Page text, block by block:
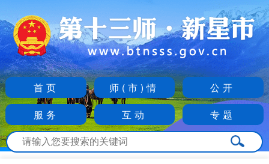
首页 师(市)情
公开
服务
互动 专题